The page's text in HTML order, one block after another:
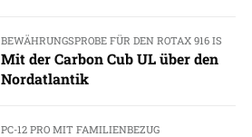
BEWÄHRUNGSPROBE FÜR DEN ROTAX 916 IS
Mit der Carbon Cub UL über den
Nordatlantik
PC-12 PRO MIT FAMILIENBEZUG